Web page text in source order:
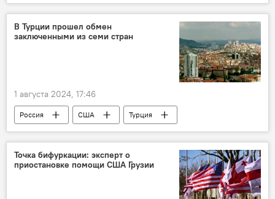
Туризм в Северной Осетии
Новости
Общество
В Турции прошел обмен
заключенными из семи стран
1 августа 2024, 17:46
Россия США
Турция
Новости
Точка бифуркации: эксперт о
приостановке помощи США Грузии